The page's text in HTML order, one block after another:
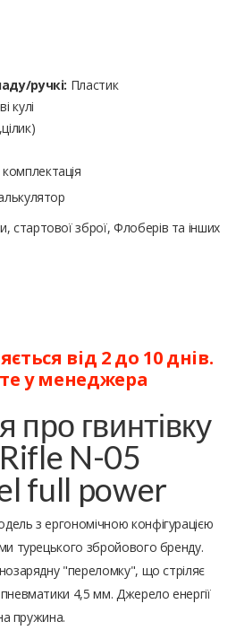
ручкі: Пластик
кулі
стартової зброї, Флоберів та інших
від 2 до 10 днів.
у менеджера
про гвинтівку
N-05
full power
з ергономічною конфігурацією
турецького збройового бренду.
"переломку", що стріляє
4,5 мм. Джерело енергії
пружина.